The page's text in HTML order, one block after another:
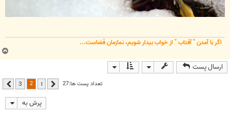
اگر با آمدن " آفتاب " از خواب بیدار شویم، نمازمان قضاست...
ب
ا
ارسال پست
تعداد پست ها:27 قبلی 2
3 بعدی
پرش به